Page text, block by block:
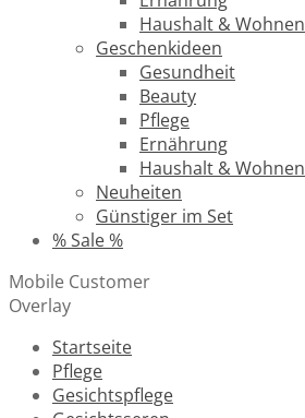
Haushalt & Wohnen
Geschenkideen
Gesundheit
Beauty
Pflege
Ernährung
Haushalt & Wohnen
Neuheiten
Günstiger im Set
% Sale %
Mobile Customer
Overlay
Startseite
Pflege
Gesichtspflege